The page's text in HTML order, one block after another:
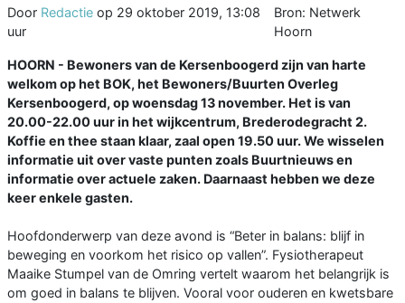
Door Redactie op 29 oktober 2019, 13:08
uur
Bron: Netwerk
Hoorn
HOORN - Bewoners van de Kersenboogerd zijn van harte
welkom op het BOK, het Bewoners/Buurten Overleg
Kersenboogerd, op woensdag 13 november. Het is van
20.00-22.00 uur in het wijkcentrum, Brederodegracht 2.
Koffie en thee staan klaar, zaal open 19.50 uur. We wisselen
informatie uit over vaste punten zoals Buurtnieuws en
informatie over actuele zaken. Daarnaast hebben we deze
keer enkele gasten.
Hoofdonderwerp van deze avond is “Beter in balans: blijf in
beweging en voorkom het risico op vallen”. Fysiotherapeut
Maaike Stumpel van de Omring vertelt waarom het belangrijk is
om goed in balans te blijven. Vooral voor ouderen en kwetsbare